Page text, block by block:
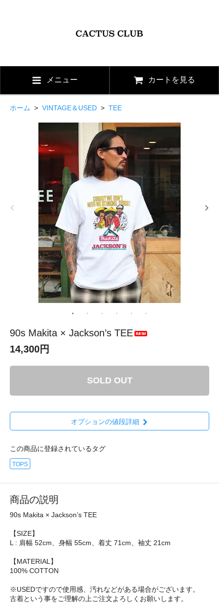
メニュー カートを見る
ホーム > VINTAGE＆USED > TEE
90s Makita × Jackson’s TEE
14,300円
SOLD OUT
オプションの値段詳細
この商品に登録されているタグ
TOPS
商品の説明
90s Makita × Jackson’s TEE
【SIZE】
L : 肩幅 52cm、身幅 55cm、着丈 71cm、袖丈 21cm
【MATERIAL】
100% COTTON
※USEDですので使用感、汚れなどがある場合がございます。
古着という事をご理解の上ご注文よろしくお願いします。